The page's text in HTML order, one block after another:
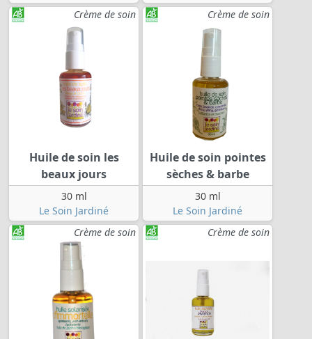
Crème de soin
Huile de soin les
beaux jours
30 ml
Le Soin Jardiné
Crème de soin
Huile de soin pointes
sèches & barbe
30 ml
Le Soin Jardiné
Crème de soin
Crème de soin